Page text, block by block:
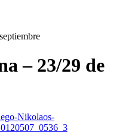
– 23/29 de